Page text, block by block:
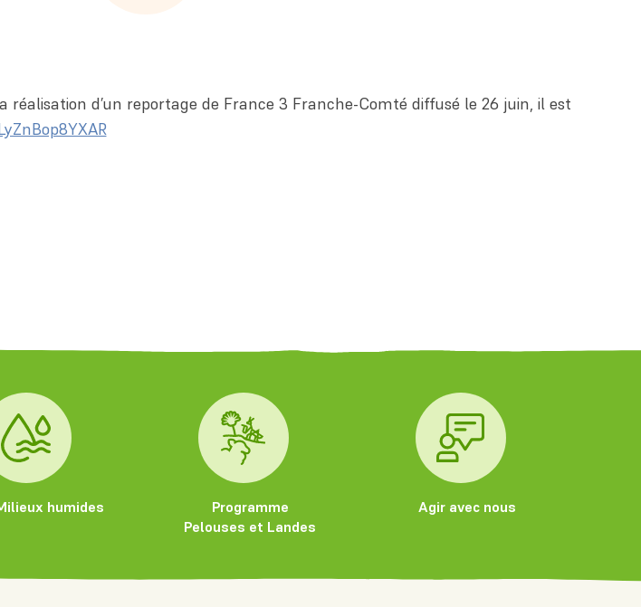
d’un reportage de France 3 Franche-Comté diffusé le 26 juin, il est
humides
Programme
Pelouses et Landes
Agir avec nous